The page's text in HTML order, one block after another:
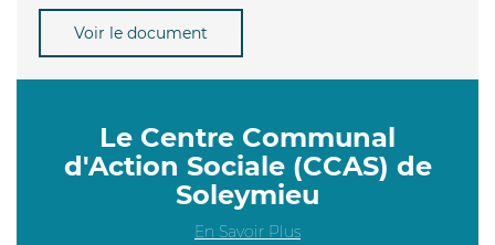
Voir le document
Le Centre Communal
d'Action Sociale (CCAS) de
Soleymieu
En Savoir Plus